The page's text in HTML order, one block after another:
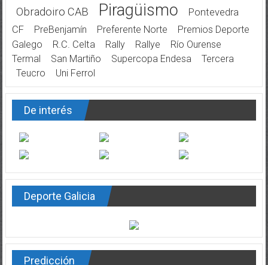
Obradoiro CAB Piragüismo
Pontevedra
CF
PreBenjamín Preferente Norte
Premios Deporte
Galego
R.C. Celta Rally Rallye
Río Ourense
Termal
San Martiño Supercopa Endesa
Tercera
Teucro
Uni Ferrol
De interés
Deporte Galicia
Predicción